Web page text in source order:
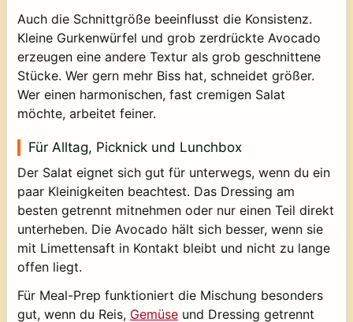
Auch die Schnittgröße beeinflusst die Konsistenz.
Kleine Gurkenwürfel und grob zerdrückte Avocado
erzeugen eine andere Textur als grob geschnittene
Stücke. Wer gern mehr Biss hat, schneidet größer.
Wer einen harmonischen, fast cremigen Salat
möchte, arbeitet feiner.
Für Alltag, Picknick und Lunchbox
Der Salat eignet sich gut für unterwegs, wenn du ein
paar Kleinigkeiten beachtest. Das Dressing am
besten getrennt mitnehmen oder nur einen Teil direkt
unterheben. Die Avocado hält sich besser, wenn sie
mit Limettensaft in Kontakt bleibt und nicht zu lange
offen liegt.
Für Meal-Prep funktioniert die Mischung besonders
gut, wenn du Reis, Gemüse und Dressing getrennt